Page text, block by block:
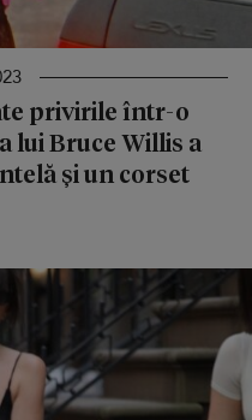
privirile într-o
lui Bruce Willis a
și un corset